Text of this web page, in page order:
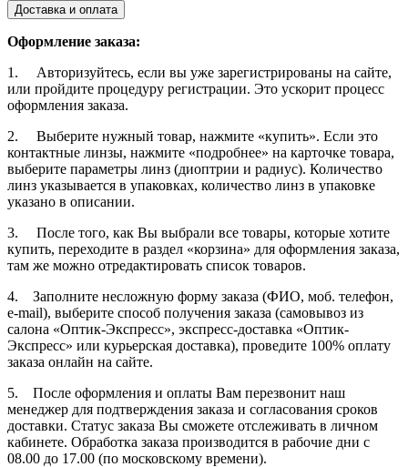
Доставка и оплата
Оформление заказа:
1. Авторизуйтесь, если вы уже зарегистрированы на сайте,
или пройдите процедуру регистрации. Это ускорит процесс
оформления заказа.
2. Выберите нужный товар, нажмите «купить». Если это
контактные линзы, нажмите «подробнее» на карточке товара,
выберите параметры линз (диоптрии и радиус). Количество
линз указывается в упаковках, количество линз в упаковке
указано в описании.
3. После того, как Вы выбрали все товары, которые хотите
купить, переходите в раздел «корзина» для оформления заказа,
там же можно отредактировать список товаров.
4. Заполните несложную форму заказа (ФИО, моб. телефон,
e-mail), выберите способ получения заказа (самовывоз из
салона «Оптик-Экспресс», экспресс-доставка «Оптик-
Экспресс» или курьерская доставка), проведите 100% оплату
заказа онлайн на сайте.
5. После оформления и оплаты Вам перезвонит наш
менеджер для подтверждения заказа и согласования сроков
доставки. Статус заказа Вы сможете отслеживать в личном
кабинете. Обработка заказа производится в рабочие дни с
08.00 до 17.00 (по московскому времени).